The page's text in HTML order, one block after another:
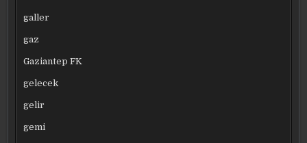
galler
gaz
Gaziantep FK
gelecek
gelir
gemi